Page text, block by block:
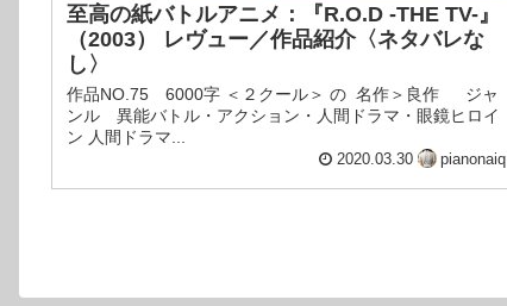
至高の紙バトルアニメ：『R.O.D -THE TV-』
（2003） レヴュー／作品紹介〈ネタバレな
し〉
作品NO.75 6000字 ＜２クール＞ の 名作＞良作 ジャ
ンル 異能バトル・アクション・人間ドラマ・眼鏡ヒロイ
ン 人間ドラマ...
2020.03.30 pianonaiq